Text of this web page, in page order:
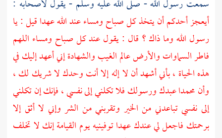
سمعت رسول الله - صلى الله عليه وسلم - يقول لأصحابه :
أيعجز أحدكم أن يتخذ كل صباح ومساء عند الله عهدا قيل : يا
رسول الله وما ذاك ؟ قال : يقول عند كل صباح ومساء اللهم
فاطر السماوات والأرض عالم الغيب والشهادة إني أعهد إليك في
هذه الحياة ، بأني أشهد أن لا إله إلا أنت وحدك لا شريك لك ،
وأنمحمداعبدك ورسولك فلا تكلني إلى نفسي ، فإنك إن تكلني
إلى نفسي تباعدني من الخير وتقربني من الشر وإني لا أثق إلا
برحمتك فاجعل لي عندك عهدا توفينيه يوم القيامة إنك لا تخلف